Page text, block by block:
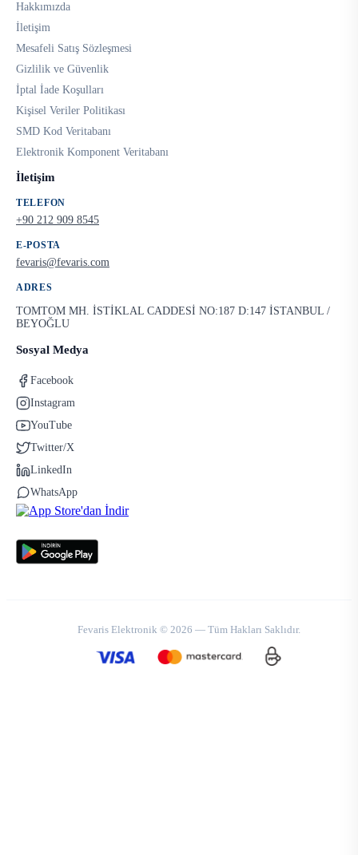
Hakkımızda
İletişim
Mesafeli Satış Sözleşmesi
Gizlilik ve Güvenlik
İptal İade Koşulları
Kişisel Veriler Politikası
SMD Kod Veritabanı
Elektronik Komponent Veritabanı
İletişim
TELEFON
+90 212 909 8545
E-POSTA
fevaris@fevaris.com
ADRES
TOMTOM MH. İSTİKLAL CADDESİ NO:187 D:147 İSTANBUL /
BEYOĞLU
Sosyal Medya
Facebook
Instagram
YouTube
Twitter/X
LinkedIn
WhatsApp
Fevaris Elektronik © 2026 — Tüm Hakları Saklıdır.